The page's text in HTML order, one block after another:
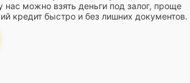
можно взять деньги под залог, проще
кредит быстро и без лишних документов.